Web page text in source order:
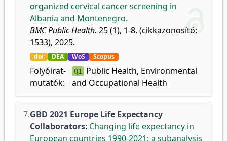
organized cervical cancer screening in
Albania and Montenegro.
BMC Public Health. 25 (1), 1-8, (cikkazonosító:
1533), 2025.
doi DEA WoS Scopus
Folyóirat-
mutatók:
Q1 Public Health, Environmental
and Occupational Health
7.GBD 2021 Europe Life Expectancy
Collaborators: Changing life expectancy in
European countries 1990-2021: a subanalysis